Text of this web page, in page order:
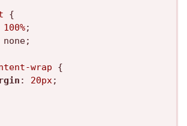
{
100%;
wrap {
: 20px;